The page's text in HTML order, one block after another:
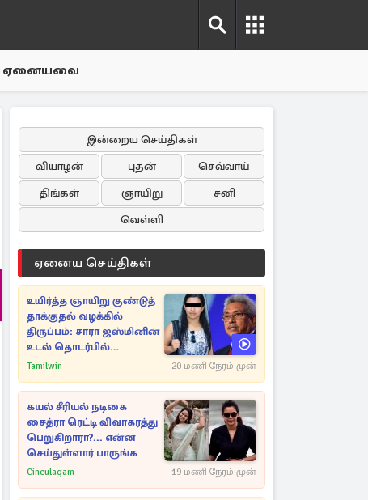
ஏனையவை
இன்றைய செய்திகள்
வியாழன்
புதன்
செவ்வாய்
திங்கள்
ஞாயிறு
சனி
வெள்ளி
ஏனைய செய்திகள்
உயிர்த்த ஞாயிறு குண்டுத்
தாக்குதல் வழக்கில்
திருப்பம்: சாரா ஜஸ்மினின்
உடல் தொடர்பில்
நீதிமன்றத்தில் வெளியான
Tamilwin 20 மணி நேரம் முன்
கயல் சீரியல் நடிகை
சைத்ரா ரெட்டி விவாகரத்து
பெறுகிறாரா?... என்ன
செய்துள்ளார் பாருங்க
Cineulagam 19 மணி நேரம் முன்